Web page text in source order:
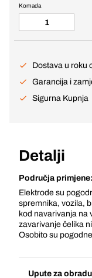
Komada
Dostava u roku
Garancija i
Sigurna Kupnja
Detalji
Područja primjene:
Elektrode su
spremnika, vozila,
kod navarivanja na
zavarivanje čelika
Osobito su
Upute za obradu